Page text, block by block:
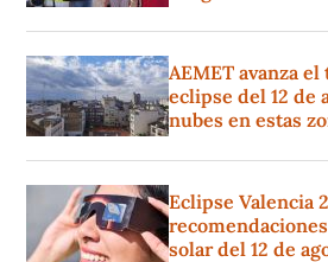
AEMET avanza
eclipse del 12 de
nubes en estas
Eclipse Valencia
solar del 12 de